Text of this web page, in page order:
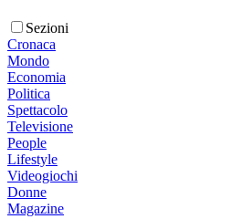
Sezioni
Cronaca
Mondo
Economia
Politica
Spettacolo
Televisione
People
Lifestyle
Videogiochi
Donne
Magazine